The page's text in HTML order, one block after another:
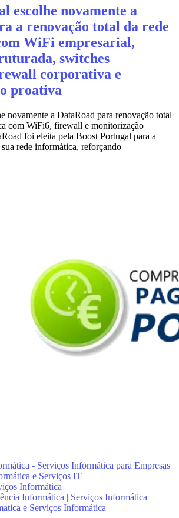
escolhe novamente a
a renovação total da rede
WiFi empresarial,
switches
corporativa e
proativa
novamente a DataRoad para renovação total
com WiFi6, firewall e monitorização
foi eleita pela Boost Portugal para a
rede informática, reforçando
- Serviços Informática para Empresas
e Serviços IT
Informática
Informática | Serviços Informática
e Serviços Informática